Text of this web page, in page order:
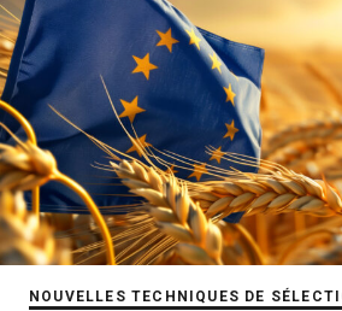
NOUVELLES TECHNIQUES DE